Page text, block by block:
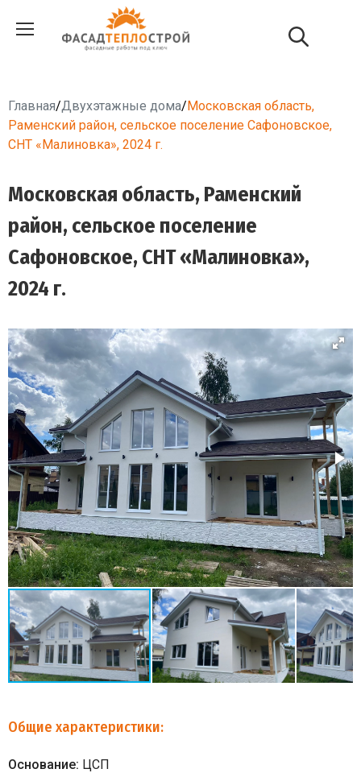
Главная/Двухэтажные дома/Московская область,
Раменский район, сельское поселение Сафоновское,
СНТ «Малиновка», 2024 г.
Московская область, Раменский
район, сельское поселение
Сафоновское, СНТ «Малиновка»,
2024 г.
Общие характеристики:
Основание: ЦСП